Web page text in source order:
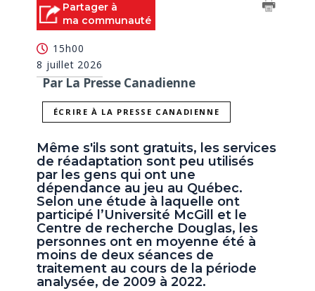
Partager à
ma communauté
15h00
8 juillet 2026
Par La Presse Canadienne
ÉCRIRE À LA PRESSE CANADIENNE
Même s'ils sont gratuits, les services
de réadaptation sont peu utilisés
par les gens qui ont une
dépendance au jeu au Québec.
Selon une étude à laquelle ont
participé l’Université McGill et le
Centre de recherche Douglas, les
personnes ont en moyenne été à
moins de deux séances de
traitement au cours de la période
analysée, de 2009 à 2022.